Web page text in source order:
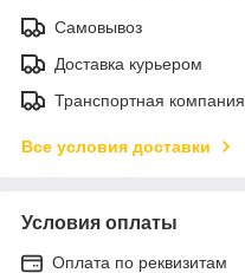
Самовывоз
Доставка курьером
Транспортная компания
Все условия доставки
Условия оплаты
Оплата по реквизитам